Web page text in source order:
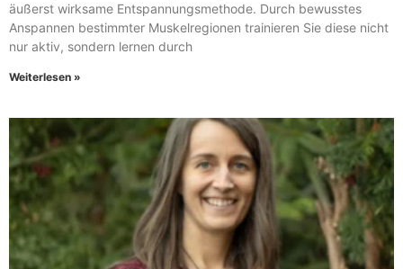
äußerst wirksame Entspannungsmethode. Durch bewusstes
Anspannen bestimmter Muskelregionen trainieren Sie diese nicht
nur aktiv, sondern lernen durch
Weiterlesen »